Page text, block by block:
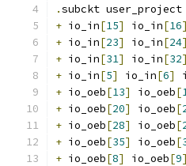
.subckt
+ io_in[15] io_in[16]
+ io_in[23] io_in[24]
+ io_in[31] io_in[32]
+ io_in[5] io_in[6]
+ io_oeb[13] io_oeb[
+ io_oeb[20] io_oeb[
+ io_oeb[28] io_oeb[
+ io_oeb[35] io_oeb[
+ io_oeb[8] io_oeb[9]